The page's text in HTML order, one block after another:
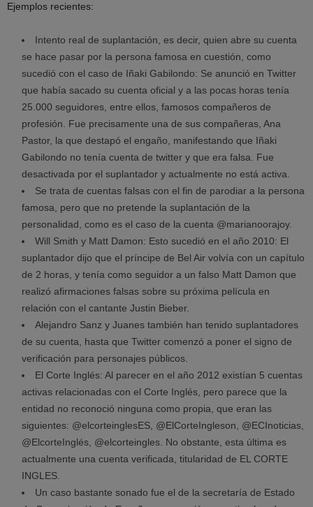
Ejemplos recientes:
Intento real de suplantación, es decir, quien abre su cuenta
se hace pasar por la persona famosa en cuestión, como
sucedió con el caso de Iñaki Gabilondo: Se anunció en Twitter
que había sacado su cuenta oficial y a las pocas horas tenía
25.000 seguidores, entre ellos, famosos compañeros de
profesión. Fue precisamente una de sus compañeras, Ana
Pastor, la que destapó el engaño, manifestando que Iñaki
Gabilondo no tenía cuenta de twitter y que era falsa. Fue
desactivada por el suplantador y actualmente no está activa.
Se trata de cuentas falsas con el fin de parodiar a la persona
famosa, pero que no pretende la suplantación de la
personalidad, como es el caso de la cuenta @marianoorajoy.
Will Smith y Matt Damon: Esto sucedió en el año 2010: El
suplantador dijo que el príncipe de Bel Air volvía con un capítulo
de 2 horas, y tenía como seguidor a un falso Matt Damon que
realizó afirmaciones falsas sobre su próxima película en
relación con el cantante Justin Bieber.
Alejandro Sanz y Juanes también han tenido suplantadores
de su cuenta, hasta que Twitter comenzó a poner el signo de
verificación para personajes públicos.
El Corte Inglés: Al parecer en el año 2012 existían 5 cuentas
activas relacionadas con el Corte Inglés, pero parece que la
entidad no reconoció ninguna como propia, que eran las
siguientes: @elcorteinglesES, @ElCorteIngleson, @ECInoticias,
@ElcorteInglés, @elcorteingles. No obstante, esta última es
actualmente una cuenta verificada, titularidad de EL CORTE
INGLES.
Un caso bastante sonado fue el de la secretaría de Estado